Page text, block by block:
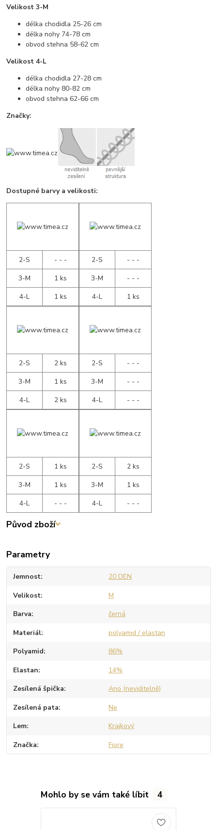
Velikost 3-M
délka chodidla 25-26 cm
délka nohy 74-78 cm
obvod stehna 58-62 cm
Velikost 4-L
délka chodidla 27-28 cm
délka nohy 80-82 cm
obvod stehna 62-66 cm
Značky:
Dostupné barvy a velikosti:
2-S
- - -
3-M
1 ks
4-L
1 ks
2-S
- - -
3-M
- - -
4-L
1 ks
2-S
2 ks
3-M
1 ks
4-L
2 ks
2-S
- - -
3-M
- - -
4-L
- - -
2-S
1 ks
3-M
1 ks
4-L
- - -
2-S
2 ks
3-M
1 ks
4-L
- - -
Původ zboží
Parametry
Jemnost 20 DEN
Velikost M
Barva černá
Materiál polyamid / elastan
Polyamid 86%
Elastan 14%
Zesílená špička Ano (neviditelně)
Zesílená pata Ne
Lem Krajkový
Značka Fiore
Mohlo by se vám také líbit 4